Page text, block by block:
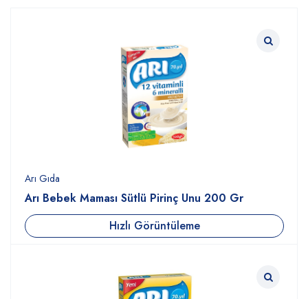
Arı Gıda
Arı Bebek Maması Sütlü Pirinç Unu 200 Gr
Hızlı Görüntüleme